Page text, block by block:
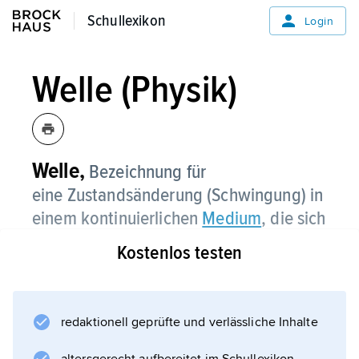
Schullexikon
Schullexikon Login
Welle (Physik)
Welle, Bezeichnung für
eine Zustandsänderung (Schwingung) in
einem kontinuierlichen Medium, die sich
mit der Zeit einsinnig örtlich verlagert,
ohne das Medium selbst dauerhaft zu
Beispiele sind elastische Wellen (darunter
Kostenlos testen
redaktionell geprüfte und verlässliche Inhalte